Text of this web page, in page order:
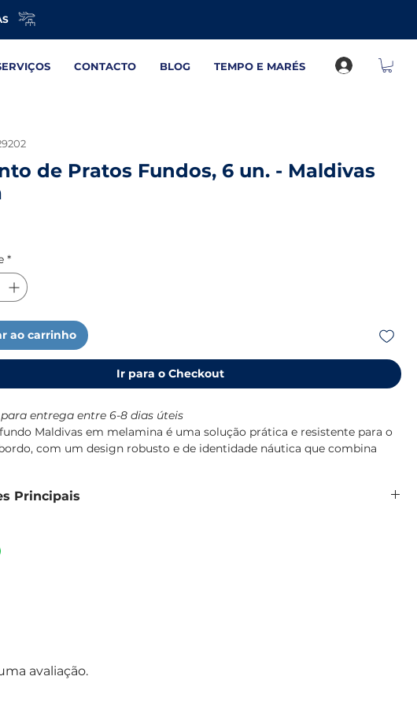
CONTACTO BLOG TEMPO E MARÉS
de Pratos Fundos, 6 un. - Maldivas
*
ao carrinho
Ir para o Checkout
entrega entre 6-8 dias úteis
Maldivas em melamina é uma solução prática e resistente para o
com um design robusto e de identidade náutica que combina
para uso diário a bordo, lavável em máquina de lavar loiça e sem
Principais
a impactos e quedas
de 1000 ml
avaliação.